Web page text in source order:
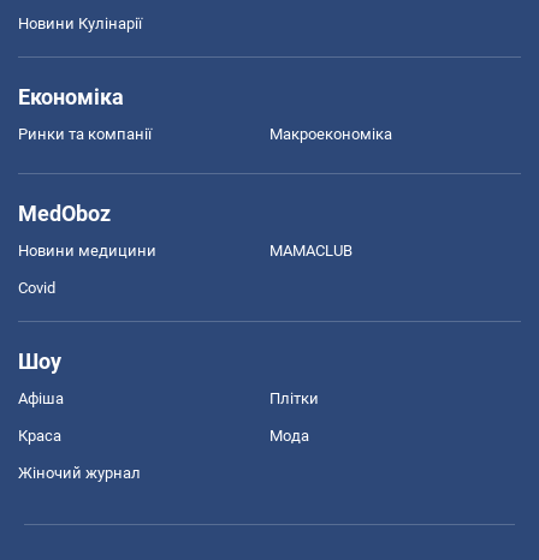
Новини Кулінарії
Економіка
Ринки та компанії Макроекономіка
MedOboz
Новини медицини MAMACLUB
Covid
Шоу
Афіша Плітки
Краса Мода
Жіночий журнал